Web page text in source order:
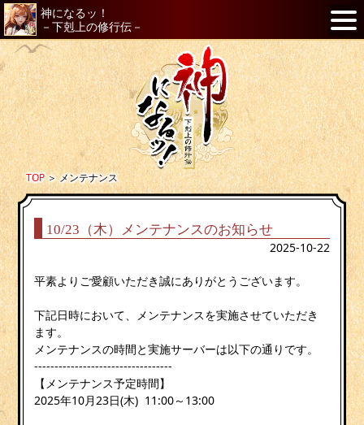
神になるッ！
－下剋上の修行伝－
TOP＞メンテナンス
10/23（木）メンテナンスのお知らせ
2025-10-22
平素よりご愛顧いただき誠にありがとうございます。
下記日時において、メンテナンスを実施させていただき
ます。
メンテナンスの時間と実施サーバーは以下の通りです。
----------------------------------
【メンテナンス予定時間】
2025年10月23日(木) 11:00～13:00